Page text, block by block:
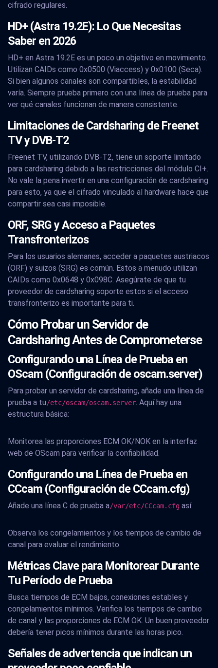
cifrado regulares.
HD+ (Astra 19.2E): Lo Que Necesitas
Saber en 2026
HD+ en Astra 19.2E es un poco un objetivo en movimiento.
Utilizan CAIDs como 0x0500 (Viaccess) y 0x0100 (Seca).
Si bien algunos canales son compartibles, la estabilidad
varía. Siempre prueba primero con una línea de prueba para
ver qué canales funcionan de manera consistente.
Limitaciones de Cardsharing de Freenet
TV y DVB-T2
Freenet TV, utilizando DVB-T2, tiene un soporte limitado
para cardsharing debido a las restricciones del módulo CI+.
No vale la pena invertir en una configuración de cardsharing
para esto, ya que el cifrado vinculado al hardware hace que
compartir sea casi imposible.
ORF, SRG y Acceso a Paquetes
Transfronterizos
Para los usuarios alemanes, acceder a paquetes austriacos
(ORF) y suizos (SRG) es común. Estos a menudo utilizan
CAIDs como 0x0648 y 0x098C. Asegúrate de que tu
proveedor de cardsharing soporte estos si el acceso
transfronterizo es importante para ti.
Cómo Probar un Servidor de
Cardsharing Antes de Comprometerse
Configurando una Línea de Prueba en
OScam (Configuración de oscam.server)
Para probar un servidor de cardsharing, añade una línea de
prueba a tu/etc/oscam/oscam.server. Aquí hay una
estructura básica:
Monitorea las proporciones ECM OK/NOK en la interfaz
web de OScam para verificar la confiabilidad.
Configurando una Línea de Prueba en
CCcam (Configuración de CCcam.cfg)
Añade una línea C de prueba a/var/etc/CCcam.cfg así:
Observa los congelamientos y los tiempos de cambio de
canal para evaluar el rendimiento.
Métricas Clave para Monitorear Durante
Tu Período de Prueba
Busca tiempos de ECM bajos, conexiones estables y
congelamientos mínimos. Verifica los tiempos de cambio
de canal y las proporciones de ECM OK. Un buen proveedor
debería tener picos mínimos durante las horas pico.
Señales de advertencia que indican un